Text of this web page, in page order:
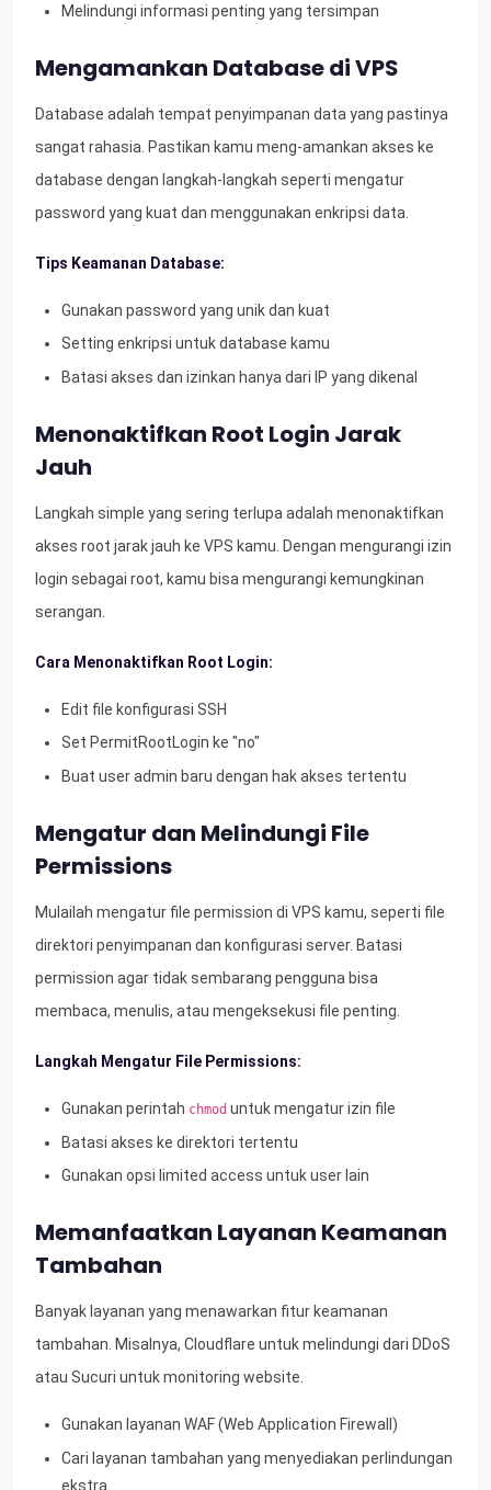
Melindungi informasi penting yang tersimpan
Mengamankan Database di VPS
Database adalah tempat penyimpanan data yang pastinya
sangat rahasia. Pastikan kamu meng-amankan akses ke
database dengan langkah-langkah seperti mengatur
password yang kuat dan menggunakan enkripsi data.
Tips Keamanan Database:
Gunakan password yang unik dan kuat
Setting enkripsi untuk database kamu
Batasi akses dan izinkan hanya dari IP yang dikenal
Menonaktifkan Root Login Jarak
Jauh
Langkah simple yang sering terlupa adalah menonaktifkan
akses root jarak jauh ke VPS kamu. Dengan mengurangi izin
login sebagai root, kamu bisa mengurangi kemungkinan
serangan.
Cara Menonaktifkan Root Login:
Edit file konfigurasi SSH
Set PermitRootLogin ke "no"
Buat user admin baru dengan hak akses tertentu
Mengatur dan Melindungi File
Permissions
Mulailah mengatur file permission di VPS kamu, seperti file
direktori penyimpanan dan konfigurasi server. Batasi
permission agar tidak sembarang pengguna bisa
membaca, menulis, atau mengeksekusi file penting.
Langkah Mengatur File Permissions:
Gunakan perintah chmod untuk mengatur izin file
Batasi akses ke direktori tertentu
Gunakan opsi limited access untuk user lain
Memanfaatkan Layanan Keamanan
Tambahan
Banyak layanan yang menawarkan fitur keamanan
tambahan. Misalnya, Cloudflare untuk melindungi dari DDoS
atau Sucuri untuk monitoring website.
Gunakan layanan WAF (Web Application Firewall)
Cari layanan tambahan yang menyediakan perlindungan
ekstra